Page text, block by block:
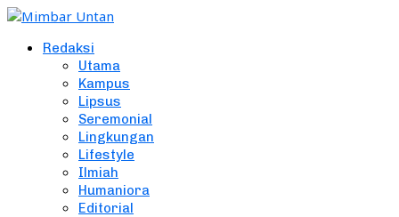
Redaksi
Utama
Kampus
Lipsus
Seremonial
Lingkungan
Lifestyle
Ilmiah
Humaniora
Editorial